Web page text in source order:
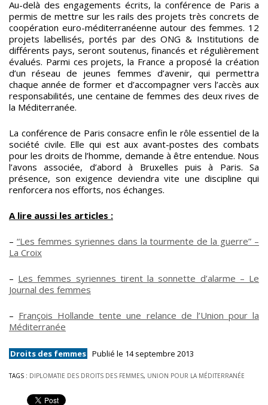
Au-delà des engagements écrits, la conférence de Paris a
permis de mettre sur les rails des projets très concrets de
coopération euro-méditerranéenne autour des femmes. 12
projets labellisés, portés par des ONG & Institutions de
différents pays, seront soutenus, financés et régulièrement
évalués. Parmi ces projets, la France a proposé la création
d’un réseau de jeunes femmes d’avenir, qui permettra
chaque année de former et d’accompagner vers l’accès aux
responsabilités, une centaine de femmes des deux rives de
la Méditerranée.
La conférence de Paris consacre enfin le rôle essentiel de la
société civile. Elle qui est aux avant-postes des combats
pour les droits de l’homme, demande à être entendue. Nous
l’avons associée, d’abord à Bruxelles puis à Paris. Sa
présence, son exigence deviendra vite une discipline qui
renforcera nos efforts, nos échanges.
A lire aussi les articles :
– “Les femmes syriennes dans la tourmente de la guerre” –
La Croix
– Les femmes syriennes tirent la sonnette d’alarme – Le
Journal des femmes
– François Hollande tente une relance de l’Union pour la
Méditerranée
Droits des femmes Publié le 14 septembre 2013
TAGS : DIPLOMATIE DES DROITS DES FEMMES, UNION POUR LA MÉDITERRANÉE